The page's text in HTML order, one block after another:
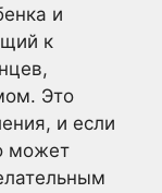
и
к
Это
и если
может